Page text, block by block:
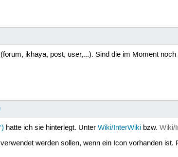
ikhaya, post, user,...). Sind die im Moment
hatte ich sie hinterlegt. Unter Wiki/InterWikibzw. Wiki/
werden sollen, wenn ein Icon vorhanden